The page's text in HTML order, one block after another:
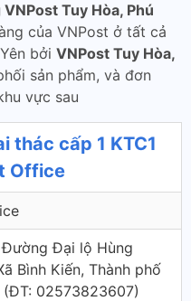
Tuy Hòa, Phú
của VNPost ở tất cả
bởi VNPost Tuy Hòa,
sản phẩm, và đơn
vực sau
thác cấp 1 KTC1
Office
Đường Đại lộ Hùng
Bình Kiến, Thành phố
(ÐT: 02573823607)